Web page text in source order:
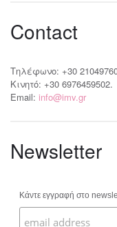
Contact
Τηλέφωνο: +30
Κινητό: +30 6976459502.
Email: info@imv.gr
Newsletter
Κάντε εγγραφή στο